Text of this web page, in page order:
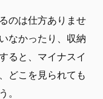
のは仕方ありませ
なかったり、収納
ると、マイナスイ
どこを見られても
。